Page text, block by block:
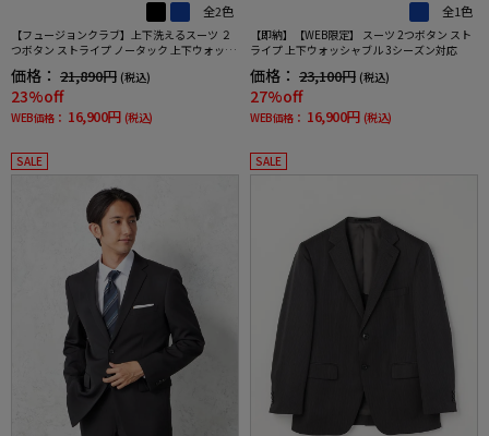
全2色
【フュージョンクラブ】上下洗えるスーツ ２
つボタン ストライプ ノータック 上下ウォッシ
価格： 21,890円 (税込)
23%off
WEB価格： 16,900円 (税込)
全1色
【即納】【WEB限定】 スーツ 2つボタン スト
ライプ 上下ウォッシャブル 3シーズン対応
価格： 23,100円 (税込)
27%off
WEB価格： 16,900円 (税込)
SALE SALE